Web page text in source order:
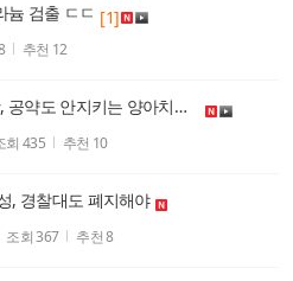
늄 검출 ㄷㄷ [1]
추천 12
이재명 본성은 양아치! 홍준표 왈, 공약도 안지키는 양아치란 얘기지!
회 435 추천 10
, 경찰대도 폐지해야
조회367 추천8